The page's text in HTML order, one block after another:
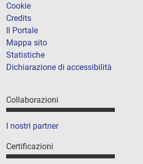
Cookie
Credits
Il Portale
Mappa sito
Statistiche
Dichiarazione di accessibilità
Collaborazioni
I nostri partner
Certificazioni